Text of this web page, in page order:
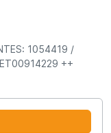
1054419 /
++